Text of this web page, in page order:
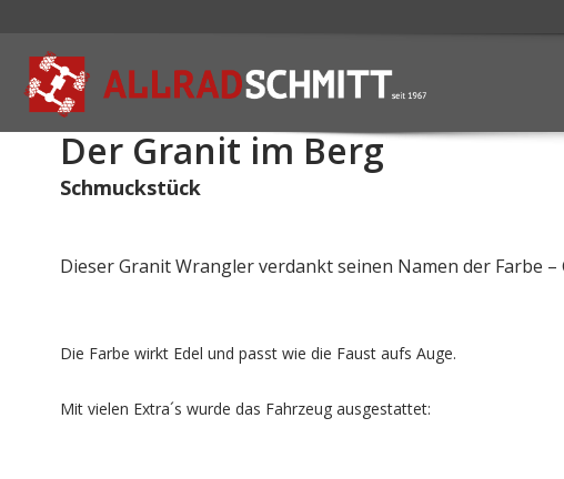
Der Granit im Berg
Schmuckstück
Dieser Granit Wrangler verdankt seinen Namen der Farbe –
Die Farbe wirkt Edel und passt wie die Faust aufs Auge.
Mit vielen Extra´s wurde das Fahrzeug ausgestattet: